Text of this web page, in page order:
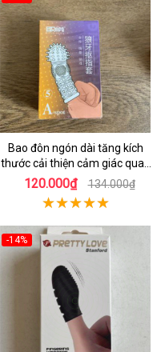
Bao đôn ngón dài tăng kích
thước cải thiện cảm giác quan
hệ
120.000₫ 134.000₫
-14%